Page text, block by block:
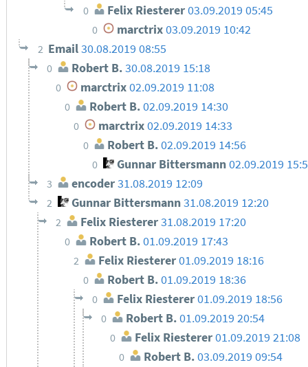
0 Felix Riesterer03.09.2019 05:45
0 marctrix 03.09.2019 10:42
2 Email30.08.2019 08:55
0 Robert B. 30.08.2019 15:18
0 marctrix02.09.2019 11:08
0 Robert B.02.09.2019 14:30
0 marctrix02.09.2019 14:33
0 Robert B.02.09.2019 14:56
0 Gunnar Bittersmann 02.09.2019
3 encoder 31.08.2019 12:09
2 Gunnar Bittersmann 31.08.2019 12:20
2 Felix Riesterer31.08.2019 17:20
0 Robert B.01.09.2019 17:43
2 Felix Riesterer01.09.2019 18:16
0 Robert B.01.09.2019 18:36
0 Felix Riesterer 01.09.2019 18:56
0 Robert B.01.09.2019 20:54
0 Felix Riesterer01.09.2019 21:08
0 Robert B.03.09.2019 09:54